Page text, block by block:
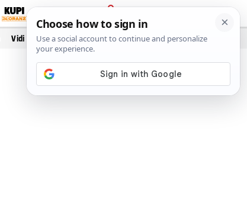
PRIJAVA
Vidi još…